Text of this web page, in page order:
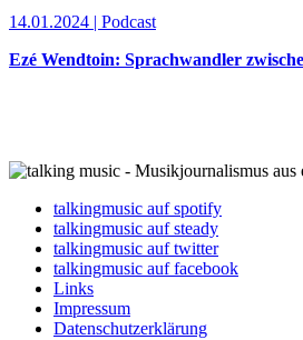
14.01.2024 | Podcast
Ezé Wendtoin: Sprachwandler
talkingmusic auf spotify
talkingmusic auf steady
talkingmusic auf twitter
talkingmusic auf facebook
Links
Impressum
Datenschutzerklärung